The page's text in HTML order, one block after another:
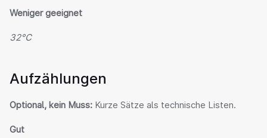
Weniger geeignet
32°C
Aufzählungen
Optional, kein Muss: Kurze Sätze als technische Listen.
Gut